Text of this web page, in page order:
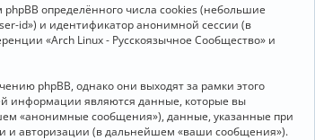
определённого числа cookies (небольшие
id») и идентификатор анонимной сессии (в
«Arch Linux - Русскоязычное Сообщество» и
phpBB, однако они выходят за рамки этого
информации являются данные, которые вы
«анонимные сообщения»), данные, указанные при
и авторизации (в дальнейшем «ваши сообщения»).